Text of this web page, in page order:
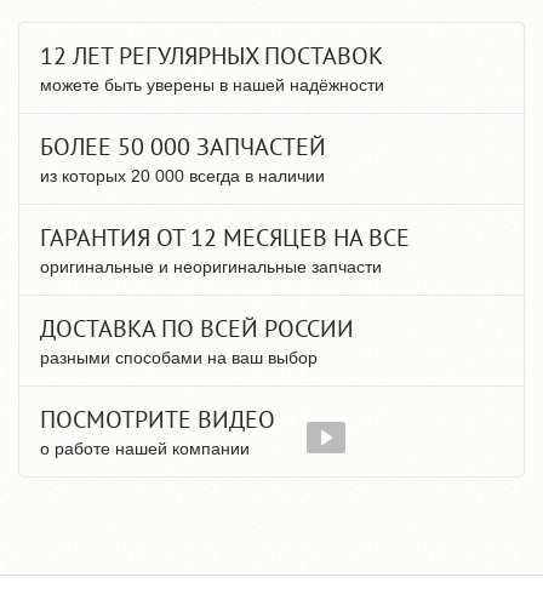
12 ЛЕТ РЕГУЛЯРНЫХ ПОСТАВОК
можете быть уверены в нашей надёжности
БОЛЕЕ 50 000 ЗАПЧАСТЕЙ
из которых 20 000 всегда в наличии
ГАРАНТИЯ ОТ 12 МЕСЯЦЕВ НА ВСЕ
оригинальные и неоригинальные запчасти
ДОСТАВКА ПО ВСЕЙ РОССИИ
разными способами на ваш выбор
ПОСМОТРИТЕ ВИДЕО
о работе нашей компании